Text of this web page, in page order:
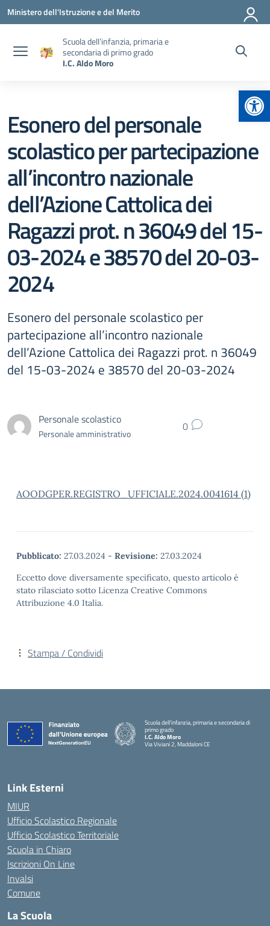
Vai ai contenuti
Vai al menu di navigazione
Vai al footer
Ministero dell'Istruzione e del Merito
Scuola dell’infanzia, primaria e
secondaria di primo grado
I.C. Aldo Moro
Esonero del personale
scolastico per partecipazione
all’incontro nazionale
dell’Azione Cattolica dei
Ragazzi prot. n 36049 del 15-
03-2024 e 38570 del 20-03-
2024
Esonero del personale scolastico per
partecipazione all’incontro nazionale
dell’Azione Cattolica dei Ragazzi prot. n 36049
del 15-03-2024 e 38570 del 20-03-2024
Personale scolastico
Personale amministrativo 0
AOODGPER.REGISTRO_UFFICIALE.2024.0041614 (1)
Pubblicato: 27.03.2024 - Revisione: 27.03.2024
Eccetto dove diversamente specificato, questo articolo è
stato rilasciato sotto Licenza Creative Commons
Attribuzione 4.0 Italia.
Stampa / Condividi
Scuola dell’infanzia, primaria e secondaria di
primo grado
I.C. Aldo Moro
Via Viviani 2, Maddaloni CE
Link Esterni
MIUR
Ufficio Scolastico Regionale
Ufficio Scolastico Territoriale
Scuola in Chiaro
Iscrizioni On Line
Invalsi
Comune
La Scuola